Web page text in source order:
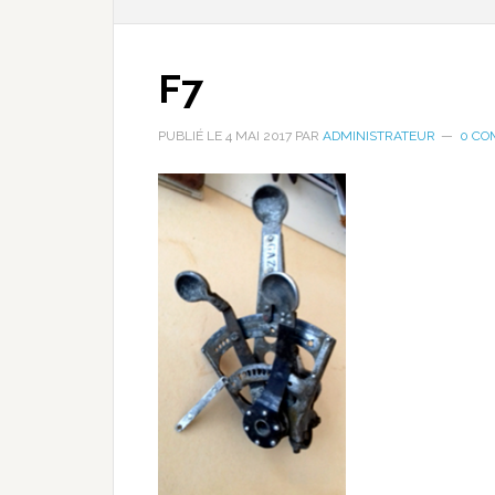
F7
PUBLIÉ LE 4 MAI 2017 PAR ADMINISTRATEUR 0